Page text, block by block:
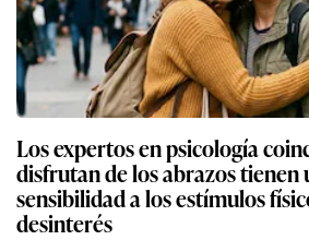
Los expertos en psicología
disfrutan de los abrazos tienen
sensibilidad a los estímulos
desinterés